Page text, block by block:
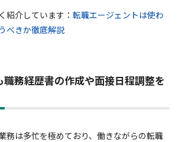
紹介しています： 転職エージェントは使わ
べきか徹底解説
務経歴書の作成や面接日程調整を
務は多忙を極めており、働きながらの転職